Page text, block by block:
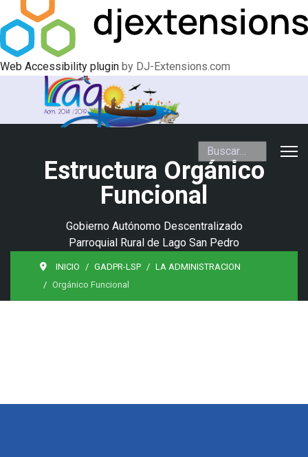
Web Accessibility plugin by DJ-Extensions.com
Buscar
Estructura Orgánico
Funcional
Gobierno Autónomo Descentralizado
Parroquial Rural de Lago San Pedro
INICIO GADPR-LSP
LA ADMINISTRACION
Orgánico Funcional